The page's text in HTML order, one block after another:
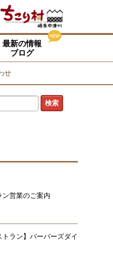
最新の情報
ブログ
せ
ン営業のご案内
トラン】バーバーズダイ